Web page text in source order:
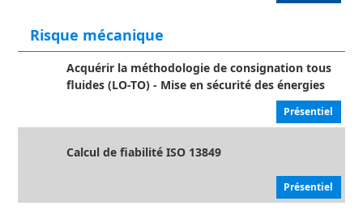
Risque mécanique
Acquérir la méthodologie de consignation tous
fluides (LO-TO) - Mise en sécurité des énergies
Présentiel
Calcul de fiabilité ISO 13849
Présentiel